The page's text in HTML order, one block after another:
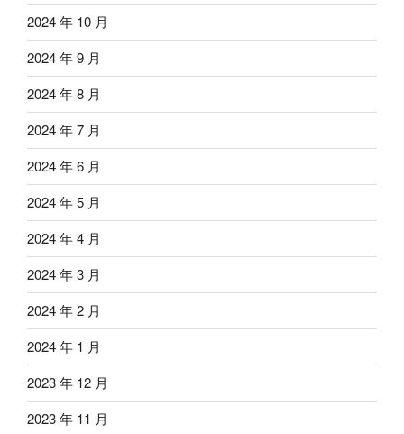
2024 年 10 月
2024 年 9 月
2024 年 8 月
2024 年 7 月
2024 年 6 月
2024 年 5 月
2024 年 4 月
2024 年 3 月
2024 年 2 月
2024 年 1 月
2023 年 12 月
2023 年 11 月